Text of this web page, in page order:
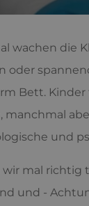
wachen die
oder
Bett. Kinder
manchmal
und
mal richtig
und -